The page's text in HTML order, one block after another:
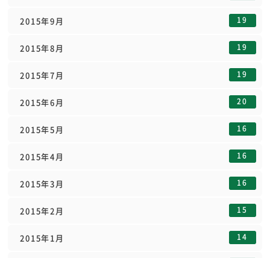
2015年9月 19
2015年8月 19
2015年7月 19
2015年6月 20
2015年5月 16
2015年4月 16
2015年3月 16
2015年2月 15
2015年1月 14